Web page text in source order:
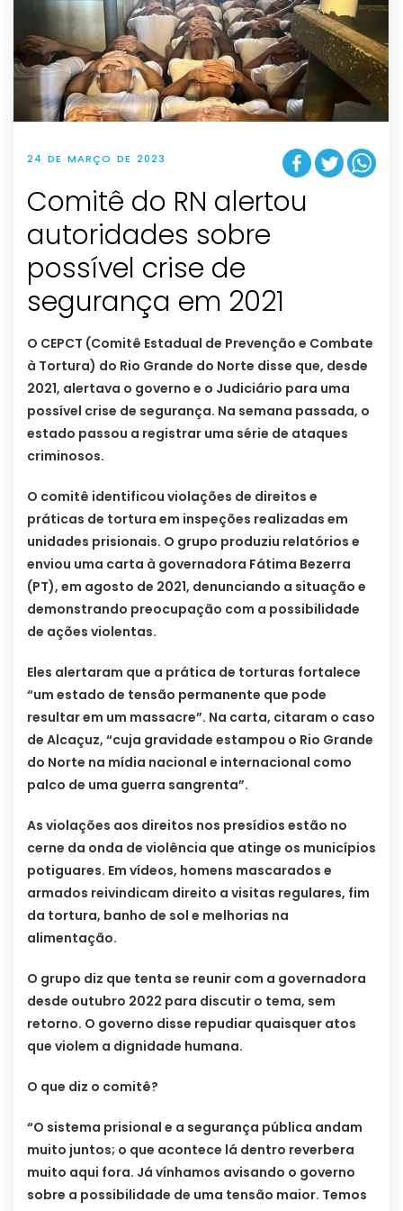
24 DE MARÇO DE 2023
Comitê do RN alertou
autoridades sobre
possível crise de
segurança em 2021
O CEPCT (Comitê Estadual de Prevenção e Combate
à Tortura) do Rio Grande do Norte disse que, desde
2021, alertava o governo e o Judiciário para uma
possível crise de segurança. Na semana passada, o
estado passou a registrar uma série de ataques
criminosos.
O comitê identificou violações de direitos e
práticas de tortura em inspeções realizadas em
unidades prisionais. O grupo produziu relatórios e
enviou uma carta à governadora Fátima Bezerra
(PT), em agosto de 2021, denunciando a situação e
demonstrando preocupação com a possibilidade
de ações violentas.
Eles alertaram que a prática de torturas fortalece
“um estado de tensão permanente que pode
resultar em um massacre”. Na carta, citaram o caso
de Alcaçuz, “cuja gravidade estampou o Rio Grande
do Norte na mídia nacional e internacional como
palco de uma guerra sangrenta”.
As violações aos direitos nos presídios estão no
cerne da onda de violência que atinge os municípios
potiguares. Em vídeos, homens mascarados e
armados reivindicam direito a visitas regulares, fim
da tortura, banho de sol e melhorias na
alimentação.
O grupo diz que tenta se reunir com a governadora
desde outubro 2022 para discutir o tema, sem
retorno. O governo disse repudiar quaisquer atos
que violem a dignidade humana.
O que diz o comitê?
“O sistema prisional e a segurança pública andam
muito juntos; o que acontece lá dentro reverbera
muito aqui fora. Já vínhamos avisando o governo
sobre a possibilidade de uma tensão maior. Temos